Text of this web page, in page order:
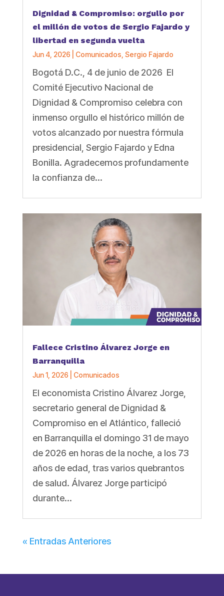
Dignidad & Compromiso: orgullo por
el millón de votos de Sergio Fajardo y
libertad en segunda vuelta
Jun 4, 2026 Comunicados Sergio Fajardo
Bogotá D.C., 4 de junio de 2026 El
Comité Ejecutivo Nacional de
Dignidad & Compromiso celebra con
inmenso orgullo el histórico millón de
votos alcanzado por nuestra fórmula
presidencial, Sergio Fajardo y Edna
Bonilla. Agradecemos profundamente
la confianza de...
Fallece Cristino Álvarez Jorge en
Barranquilla
Jun 1, 2026 Comunicados
El economista Cristino Álvarez Jorge,
secretario general de Dignidad &
Compromiso en el Atlántico, falleció
en Barranquilla el domingo 31 de mayo
de 2026 en horas de la noche, a los 73
años de edad, tras varios quebrantos
de salud. Álvarez Jorge participó
durante...
« Entradas Anteriores